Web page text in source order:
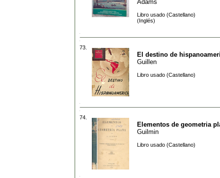
Adams
Libro usado (Castellano)
(Inglés)
73.
El destino de
Guillen
Libro usado (Castellano)
74.
Elementos de geometria
Guilmin
Libro usado (Castellano)